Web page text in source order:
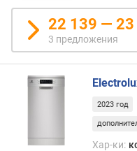
в
л
е
н
и
я
к
22 139 — 23
3 предложения
2023 год
Хар-ки: